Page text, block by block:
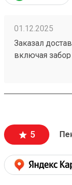
01.12.2025
Заказал
включая
5